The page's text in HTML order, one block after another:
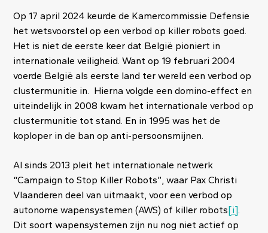
Op 17 april 2024 keurde de Kamercommissie Defensie
het wetsvoorstel op een verbod op killer robots goed.
Het is niet de eerste keer dat België pioniert in
internationale veiligheid. Want op 19 februari 2004
voerde België als eerste land ter wereld een verbod op
clustermunitie in. Hierna volgde een domino-effect en
uiteindelijk in 2008 kwam het internationale verbod op
clustermunitie tot stand. En in 1995 was het de
koploper in de ban op anti-persoonsmijnen.
Al sinds 2013 pleit het internationale netwerk
“Campaign to Stop Killer Robots”, waar Pax Christi
Vlaanderen deel van uitmaakt, voor een verbod op
autonome wapensystemen (AWS) of killer robots[i].
Dit soort wapensystemen zijn nu nog niet actief op